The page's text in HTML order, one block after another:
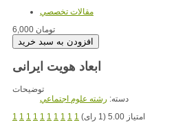
مقالات تخصصي
6,000 تومان
ابعاد هویت ایرانی
توضیحات
دسته: رشته علوم اجتماعي
1 1 1 1 1 1 1 1 1 1
امتیاز 5.00 (1 رای)